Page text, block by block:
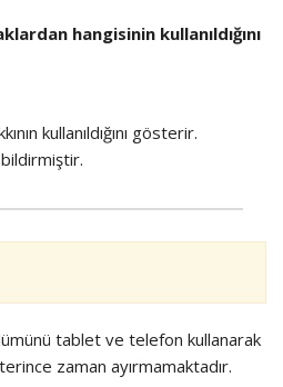
hangisinin kullanıldığını
kullanıldığını gösterir.
tablet ve telefon kullanarak
zaman ayırmamaktadır.